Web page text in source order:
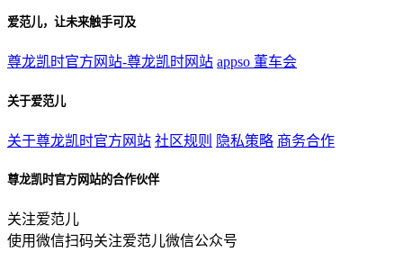
爱范儿，让未来触手可及
尊龙凯时官方网站-尊龙凯时网站 appso 董车会
关于爱范儿
关于尊龙凯时官方网站 社区规则 隐私策略 商务合作
尊龙凯时官方网站的合作伙伴
关注爱范儿
使用微信扫码关注爱范儿微信公众号